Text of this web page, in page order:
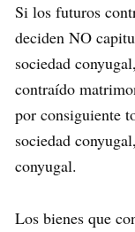
Si los futuros
deciden NO
sociedad
contraído
por consiguiente
sociedad
conyugal.
Los bienes que